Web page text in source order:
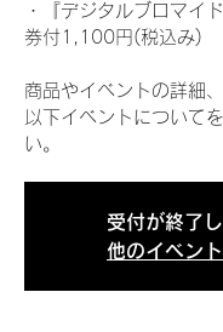
・『デジタルブロマイ
券付1,100円(税込み)
商品やイベントの詳細
以下イベントについて
い。
受付が終了
他のイベン